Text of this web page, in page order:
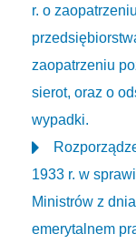
r. o
zaopatrzeniu
sierot, oraz o
wypadki.
1933 r. w
Ministrów z
emerytalnem